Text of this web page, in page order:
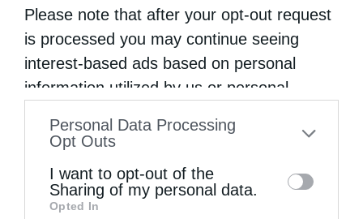
Please note that after your opt-out request
is processed you may continue seeing
interest-based ads based on personal
information utilized by us or personal
to your opt-out. You may separately opt-out
information by third parties on the IAB’s list
of downstream participants. This
Personal Data Processing
Opt Outs
I want to opt-out of the
Sharing of my personal data.
Opted In